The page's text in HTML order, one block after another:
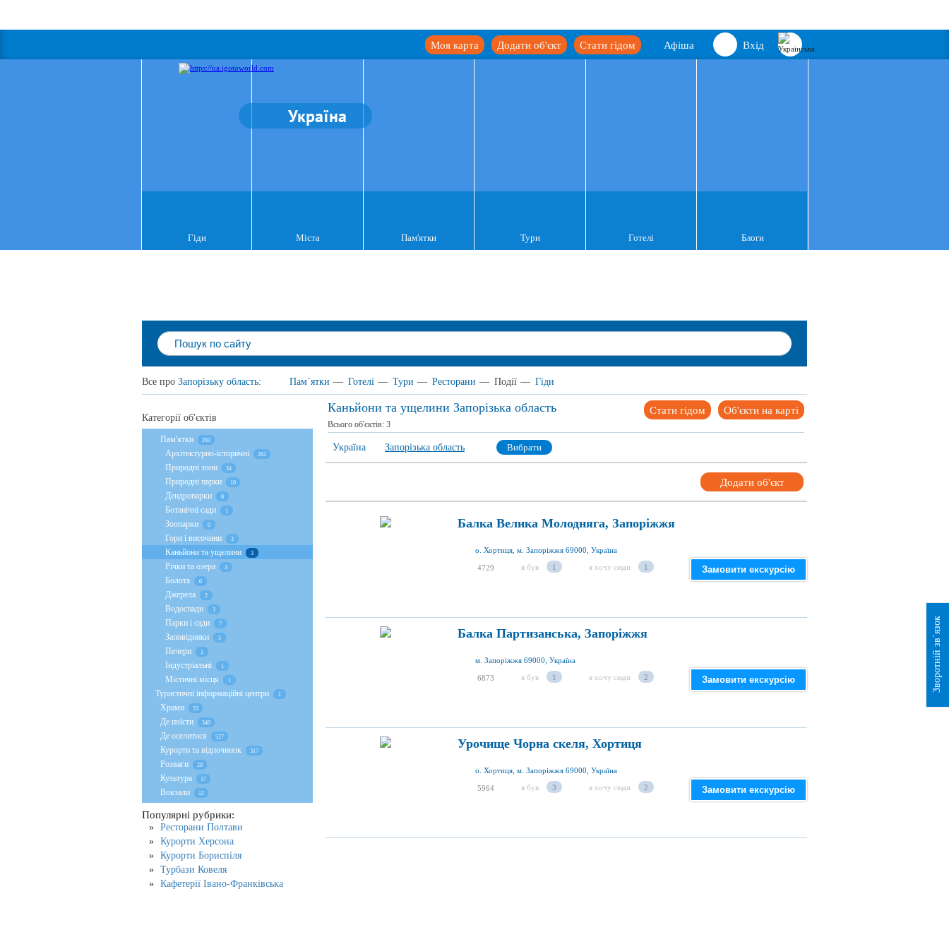
Вхід
Афіша
Стати гідом
Додати об'єкт
Моя карта
Україна
Гіди Міста Пам'ятки Тури Готелі Блоги
Все про Запорізьку область: Пам`ятки — Готелі — Тури — Ресторани — Події — Гіди
Каньйони та ущелини Запорізька область Об'єкти на карті
Стати гідом
Всього об'єктів: 3
Україна Запорізька область Вибрати
Додати об'єкт
Балка Велика Молодняга, Запоріжжя
о. Хортиця, м. Запоріжжя 69000, Україна
4729 я був 1 я хочу сюди 1 Замовити екскурсію
Балка Партизанська, Запоріжжя
м. Запоріжжя 69000, Україна
6873 я був 1 я хочу сюди 2 Замовити екскурсію
Урочище Чорна скеля, Хортиця
о. Хортиця, м. Запоріжжя 69000, Україна
5964 я був 3 я хочу сюди 2 Замовити екскурсію
Категорії об'єктів
Пам'ятки 293
Архітектурно-історичні 262
Природні зони 34
Природні парки 10
Дендропарки 0
Ботанічні сади 1
Зоопарки 0
Гори і височини 3
Каньйони та ущелини 3
Річки та озера 3
Болота 0
Джерела 2
Водоспади 3
Парки і сади 7
Заповідники 5
Печери 1
Індустріальні 1
Містичні місця 1
Туристичні інформаційні центри 1
Храми 53
Де поїсти 340
Де оселитися 527
Курорти та відпочинок 317
Розваги 20
Культура 17
Вокзали 12
Популярні рубрики:
Ресторани Полтави
Курорти Херсона
Курорти Бориспіля
Турбази Ковеля
Кафетерії Івано-Франківська
Зворотній зв`язок